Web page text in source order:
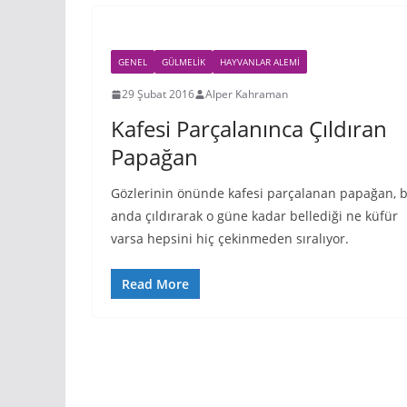
GENEL GÜLMELIK HAYVANLAR ALEMI
29 Şubat 2016 Alper Kahraman
Kafesi Parçalanınca Çıldıran
Papağan
Gözlerinin önünde kafesi parçalanan papağan,
anda çıldırarak o güne kadar bellediği ne küfür
varsa hepsini hiç çekinmeden sıralıyor.
Read More